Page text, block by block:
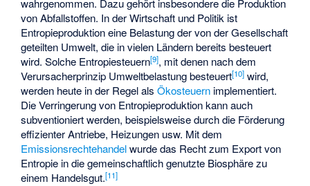
wahrgenommen. Dazu gehört insbesondere die Produktion
von Abfallstoffen. In der Wirtschaft und Politik ist
Entropieproduktion eine Belastung der von der Gesellschaft
geteilten Umwelt, die in vielen Ländern bereits besteuert
wird. Solche Entropiesteuern[9], mit denen nach dem
Verursacherprinzip Umweltbelastung besteuert[10] wird,
werden heute in der Regel alsÖkosteuern implementiert.
Die Verringerung von Entropieproduktion kann auch
subventioniert werden, beispielsweise durch die Förderung
effizienter Antriebe, Heizungen usw. Mit dem
Emissionsrechtehandelwurde das Recht zum Export von
Entropie in die gemeinschaftlich genutzte Biosphäre zu
einem Handelsgut.[11]